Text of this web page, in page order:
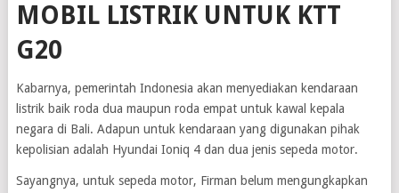
MOBIL LISTRIK UNTUK KTT
G20
Kabarnya, pemerintah Indonesia akan menyediakan kendaraan
listrik baik roda dua maupun roda empat untuk kawal kepala
negara di Bali. Adapun untuk kendaraan yang digunakan pihak
kepolisian adalah Hyundai Ioniq 4 dan dua jenis sepeda motor.
Sayangnya, untuk sepeda motor, Firman belum mengungkapkan